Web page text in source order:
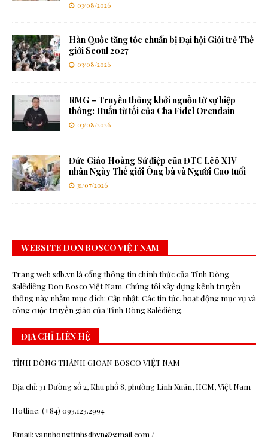
03/08/2026
Hàn Quốc tăng tốc chuẩn bị Đại hội Giới trẻ Thế
giới Seoul 2027
03/08/2026
RMG – Truyền thông khởi nguồn từ sự hiệp
thông: Huấn từ tối của Cha Fidel Orendain
03/08/2026
Đức Giáo Hoàng Sứ điệp của ĐTC Lêô XIV
nhân Ngày Thế giới Ông bà và Người Cao tuổi
31/07/2026
WEBSITE DON BOSCO VIỆT NAM
Trang web sdb.vn là cổng thông tin chính thức của Tỉnh Dòng
Salêdiêng Don Bosco Việt Nam. Chúng tôi xây dựng kênh truyền
thông này nhằm mục đích: Cập nhật: Các tin tức, hoạt động mục vụ và
công cuộc truyền giáo của Tỉnh Dòng Salêdiêng.
ĐỊA CHỈ LIÊN HỆ
TỈNH DÒNG THÁNH GIOAN BOSCO VIỆT NAM
Địa chỉ: 31 Đường số 2, Khu phố 8, phường Linh Xuân, HCM, Việt Nam
Hotline: (+84) 093.123.2994
Email: vanphongtinhsdbvn@gmail.com /